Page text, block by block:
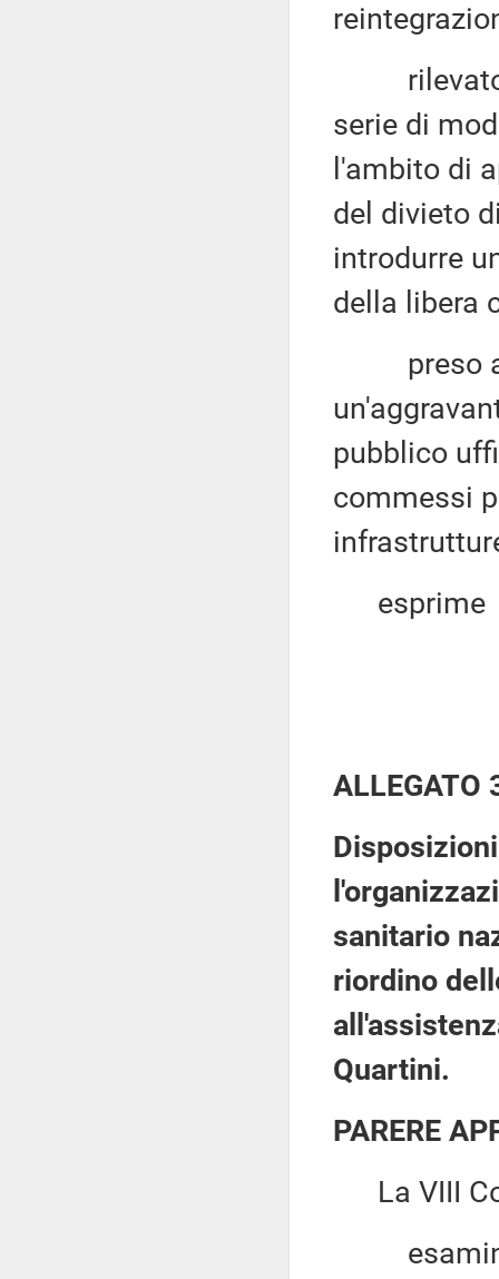
rilevato
serie di
l'ambito di
del divieto
introdurre
della libera
preso
pubblico
commessi
esprime
ALLEGATO
sanitario
riordino
Quartini.
PARERE
La VIII